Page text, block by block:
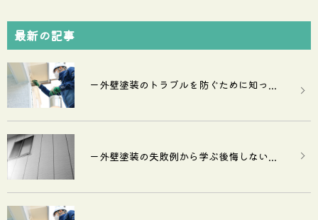
最新の記事
ー外壁塗装のトラブルを防ぐために知っ...
ー外壁塗装の失敗例から学ぶ後悔しない...